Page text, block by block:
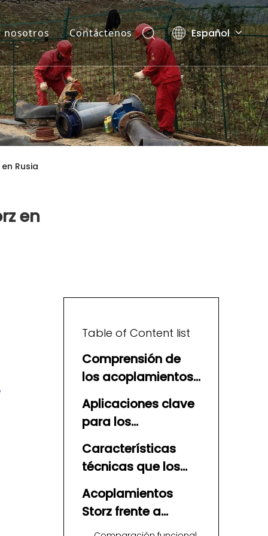
nosotros Contáctenos Español
English
العربية
Pусский
Rusia
en
Table of Content list
Comprensión de
los acoplamientos
Storz y su papel en
Rusia
Aplicaciones clave
para los
acoplamientos
Storz en el mercado
ruso
Características
técnicas que los
compradores rusos
esperan de los
fabricantes y
Acoplamientos
Storz frente a
acoplamientos